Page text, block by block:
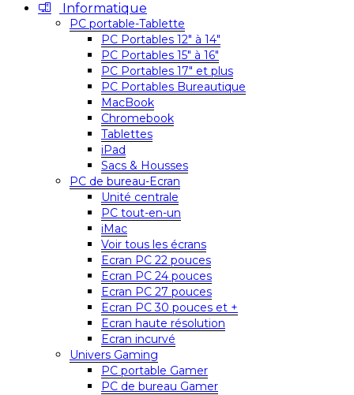
Informatique
PC portable-Tablette
PC Portables 12″ à 14″
PC Portables 15″ à 16″
PC Portables 17″ et plus
PC Portables Bureautique
MacBook
Chromebook
Tablettes
iPad
Sacs & Housses
PC de bureau-Ecran
Unité centrale
PC tout-en-un
iMac
Voir tous les écrans
Ecran PC 22 pouces
Ecran PC 24 pouces
Ecran PC 27 pouces
Ecran PC 30 pouces et +
Ecran haute résolution
Ecran incurvé
Univers Gaming
PC portable Gamer
PC de bureau Gamer